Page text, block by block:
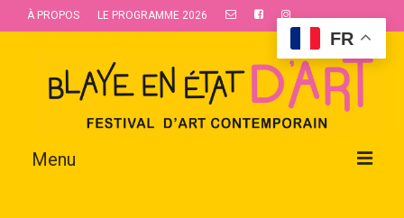
À PROPOS LE PROGRAMME 2026
Menu
FR